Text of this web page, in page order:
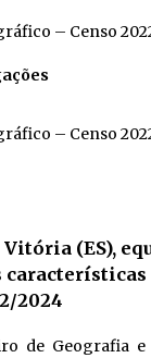
– Censo
– Censo
Vitória (ES),
características
2024
de Geografia e